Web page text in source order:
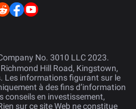
No. 3010 LLC 2023.
Hill Road, Kingstown,
Les informations figurant sur le
à des fins d’information
conseils en investissement,
sur ce site Web ne constitue